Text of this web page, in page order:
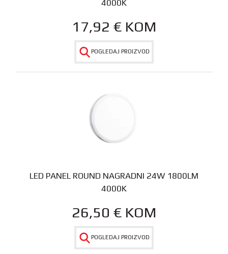
4000K
17,92 € KOM
POGLEDAJ PROIZVOD
LED PANEL ROUND NAGRADNI 24W 1800LM
4000K
26,50 € KOM
POGLEDAJ PROIZVOD